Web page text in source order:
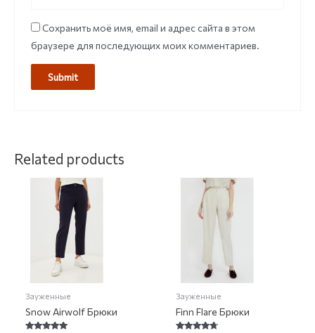
Сохранить моё имя, email и адрес сайта в этом
браузере для последующих моих комментариев.
Related products
Зауженные
Snow Airwolf Брюки
Зауженные
Finn Flare Брюки